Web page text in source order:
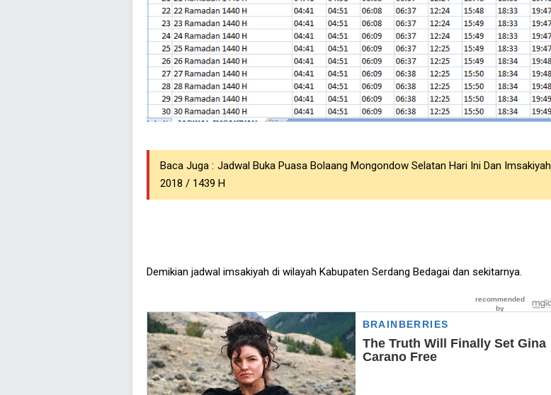
Baca Juga : Jadwal Buka Puasa Bolaang Mongondow Selatan Hari Ini Dan Imsakiyah
2018 / 1439 H
Demikian jadwal imsakiyah di wilayah Kabupaten Serdang Bedagai dan sekitarnya.